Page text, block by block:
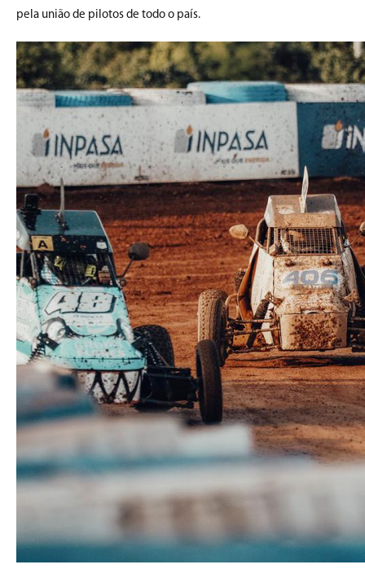
pela união de pilotos de todo o país.